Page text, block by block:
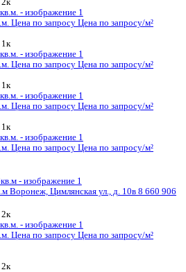
Цена по запросу Цена по
Цена по запросу Цена по
1к
1к
Цена по запросу
Воронеж, Цимлянская ул., д.